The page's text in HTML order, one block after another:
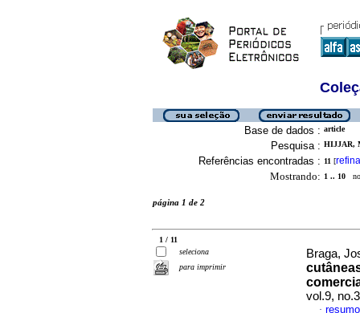
Base de dados : article
Pesquisa : HIJJAR,
Referências encontradas : 11 [
Mostrando: 1 .. 10
página 1 de 2
1 / 11
seleciona
para imprimir
Braga,
vol.9,
·